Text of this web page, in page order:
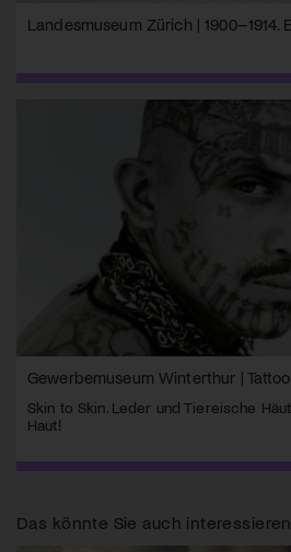
Landesmuseum Zürich | 1900–1914.
Gewerbemuseum Winterthur | Tattoo
Skin to Skin. Leder und Tiereische
Haut!
Das könnte Sie auch interessieren